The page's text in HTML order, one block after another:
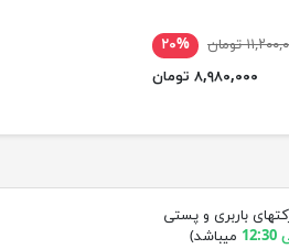
تومان
۲۰%
۸,۹۸۰,۰۰۰ تومان
باربری و پستی
میباشد)